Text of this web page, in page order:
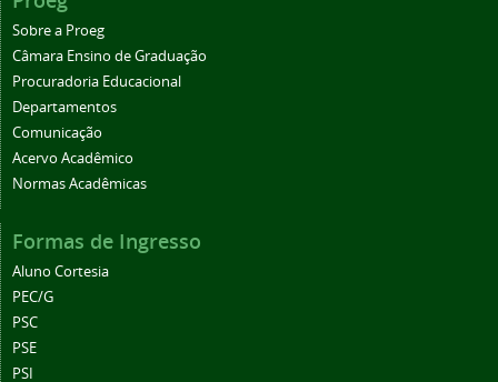
Sobre a Proeg
Câmara Ensino de Graduação
Procuradoria Educacional
Departamentos
Comunicação
Acervo Acadêmico
Normas Acadêmicas
Formas de Ingresso
Aluno Cortesia
PEC/G
PSC
PSE
PSI